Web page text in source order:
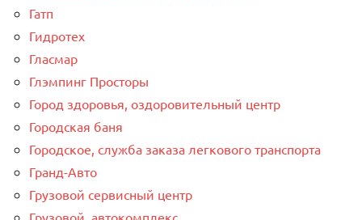
Гатп
Гидротех
Гласмар
Глэмпинг Просторы
Город здоровья, оздоровительный центр
Городская баня
Городское, служба заказа легкового транспорта
Гранд-Авто
Грузовой сервисный центр